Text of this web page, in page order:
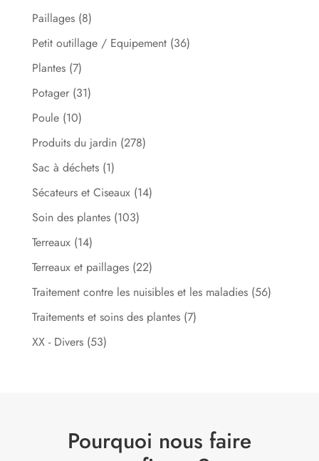
Paillages (8)
Petit outillage / Equipement (36)
Plantes (7)
Potager (31)
Poule (10)
Produits du jardin (278)
Sac à déchets (1)
Sécateurs et Ciseaux (14)
Soin des plantes (103)
Terreaux (14)
Terreaux et paillages (22)
Traitement contre les nuisibles et les maladies (56)
Traitements et soins des plantes (7)
XX - Divers (53)
Pourquoi nous faire